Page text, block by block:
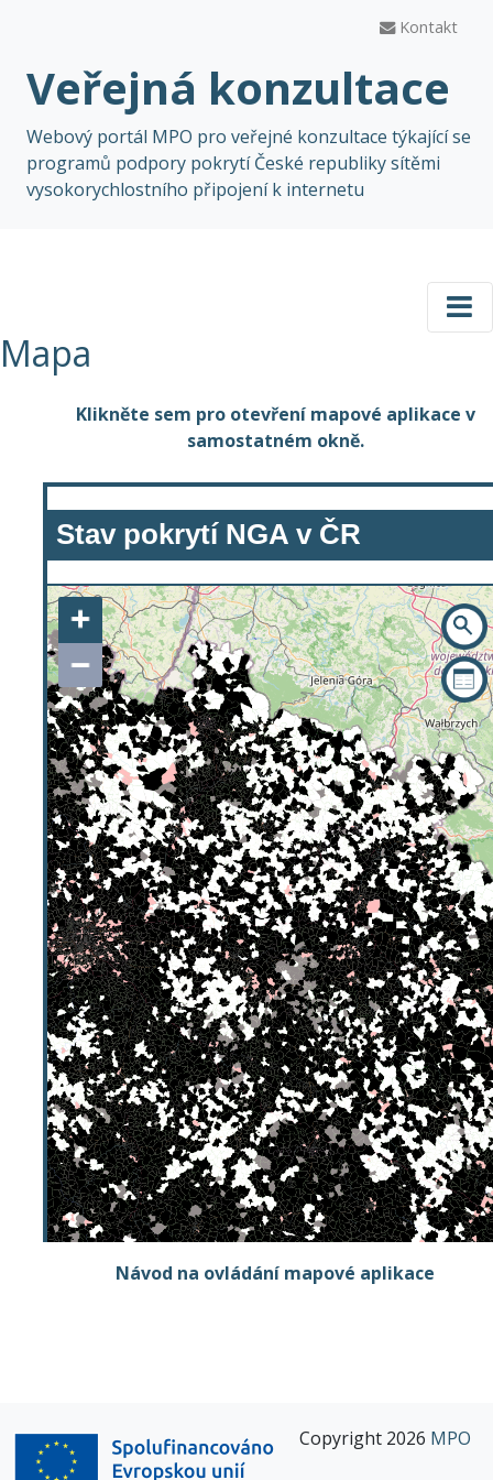
Kontakt
Veřejná konzultace
Webový portál MPO pro veřejné konzultace týkající se
programů podpory pokrytí České republiky sítěmi
vysokorychlostního připojení k internetu
Mapa
Klikněte sem pro otevření mapové aplikace v
samostatném okně.
Návod na ovládání mapové aplikace
Copyright 2026 MPO